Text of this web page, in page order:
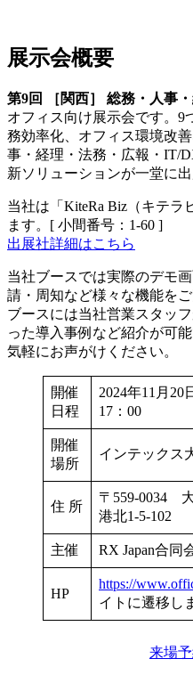
展示会概要
第9回 ［関西］ 総務・人事
オフィス向け展示会です。9
務効率化、オフィス環境改
事・経理・法務・広報・IT/
新ソリューションが一堂に出
当社は「KiteRa Biz（キテラ
ます。[ 小間番号：1-60 ]
出展社詳細はこちら
当社ブースでは実際のデモ
請・周知など様々な機能をご
ブースには当社営業スタッ
った導入事例など紹介が可
気軽にお声がけください。
開催
日程
2024年11月20
17：00
開催
場所
インテックス
住 所
〒559-0034
港北1-5-102
主催 RX Japan合同
HP
https://
イトに遷移し
来場